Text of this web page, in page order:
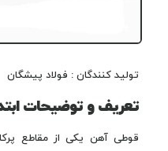
تولید کنندگان : فولاد پیشگان
تعریف و توضیحات
قوطی آهن یکی از مقاطع